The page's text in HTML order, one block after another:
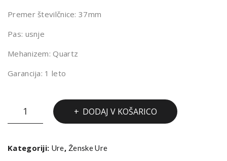
Premer številčnice: 37mm
Pas: usnje
Mehanizem: Quartz
Garancija: 1 leto
EICHMULLER
6
DODAJ V KOŠARICO
Kategoriji: Ure,Ženske Ure